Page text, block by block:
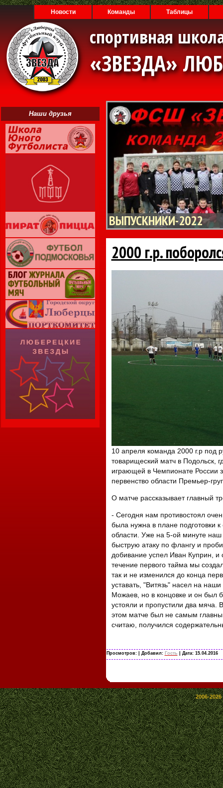
Новости Команды Таблицы
спортивная
«ЗВЕЗДА»
Наши друзья
ВЫПУСКНИКИ-2022
2000 г.р.
10 апреля команда 2000 г.р под
товарищеский матч в Подольск,
играющей в Чемпионате России
первенство области Премьер-
О матче рассказывает главный
- Сегодня нам противостоял
была нужна в плане подготовки
области. Уже на 5-ой минуте наш
быструю атаку по флангу и
добивание успел Иван Куприн, и
течение первого тайма мы
так и не изменился до конца
уставать, "Витязь" насел на
Можаев, но в концовке и он был
устояли и пропустили два мяча.
этом матче был не самым
считаю, получился
Просмотров: | Добавил: Гость | Дата: 15.04.2016
2006-